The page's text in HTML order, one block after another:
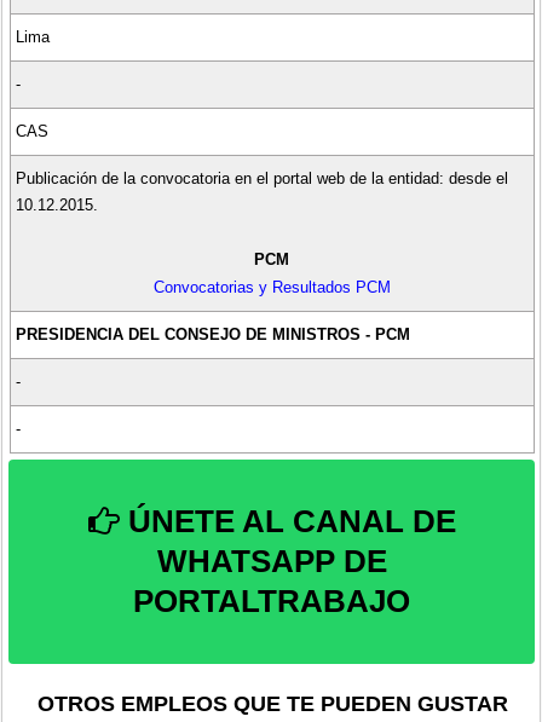
Lima
-
CAS
Publicación de la convocatoria en el portal web de la entidad: desde el
10.12.2015.
PCM
Convocatorias y Resultados PCM
PRESIDENCIA DEL CONSEJO DE MINISTROS - PCM
-
-
ÚNETE AL CANAL DE
WHATSAPP DE
PORTALTRABAJO
OTROS EMPLEOS QUE TE PUEDEN GUSTAR